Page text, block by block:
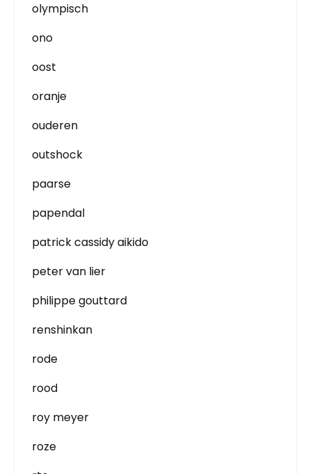
olympisch
ono
oost
oranje
ouderen
outshock
paarse
papendal
patrick cassidy aikido
peter van lier
philippe gouttard
renshinkan
rode
rood
roy meyer
roze